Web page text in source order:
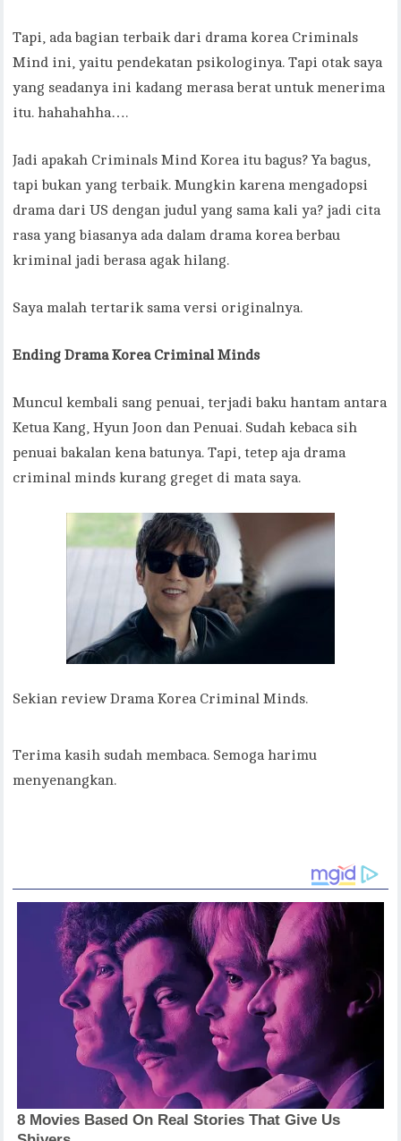
Tapi, ada bagian terbaik dari drama korea Criminals
Mind ini, yaitu pendekatan psikologinya. Tapi otak saya
yang seadanya ini kadang merasa berat untuk menerima
itu. hahahahha….
Jadi apakah Criminals Mind Korea itu bagus? Ya bagus,
tapi bukan yang terbaik. Mungkin karena mengadopsi
drama dari US dengan judul yang sama kali ya? jadi cita
rasa yang biasanya ada dalam drama korea berbau
kriminal jadi berasa agak hilang.
Saya malah tertarik sama versi originalnya.
Ending Drama Korea Criminal Minds
Muncul kembali sang penuai, terjadi baku hantam antara
Ketua Kang, Hyun Joon dan Penuai. Sudah kebaca sih
penuai bakalan kena batunya. Tapi, tetep aja drama
criminal minds kurang greget di mata saya.
Sekian review Drama Korea Criminal Minds.
Terima kasih sudah membaca. Semoga harimu
menyenangkan.